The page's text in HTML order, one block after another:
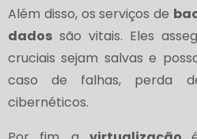
Além disso, os serviços de
dados são vitais. Eles
cruciais sejam salvas e
caso de falhas, perda
cibernéticos.